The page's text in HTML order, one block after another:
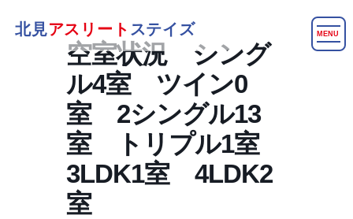
北見アスリート ステイズ MENU
空室状況 シング
ル4室 ツイン0
室 2シングル13
室 トリプル1室
3LDK1室 4LDK2
室